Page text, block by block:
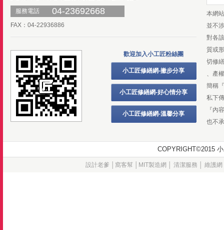
服務電話
04-23692668
FAX：04-22936886
歡迎加入小工匠粉絲團
小工匠修繕網-撇步分享
小工匠修繕網-好心情分享
小工匠修繕網-溫馨分享
本網
並不
對各
質或
切修
、產
簡稱
私下
『內
也不
設計老爹 窩客幫│ MIT製造網 清潔服務 維護網